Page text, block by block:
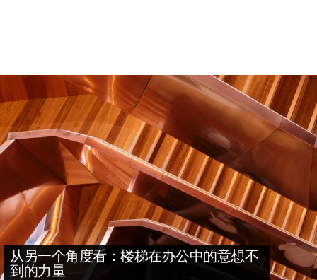
从另一个角度看：楼梯在办公中的意想不
到的力量